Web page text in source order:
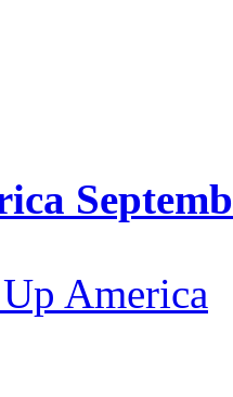
America